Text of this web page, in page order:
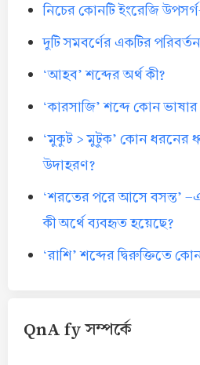
নিচের কোনটি ইংরেজি
দুটি সমবর্ণের একটির
‘আহব’ শব্দের অর্থ কী?
‘কারসাজি’ শব্দে কোন
‘মুকুট > মুটুক’ কোন ধরনের
উদাহরণ?
‘শরতের পরে আসে বসন্ত’ -এ
কী অর্থে ব্যবহৃত হয়েছে?
‘রাশি’ শব্দের দ্বিরুক্তিতে
QnA fy সম্পর্কে